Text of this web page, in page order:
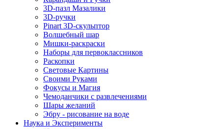
3D-пазл Мазалики
3D-ручки
Pinart 3D-скульптор
Волшебный шар
Мишки-раскраски
Наборы для первоклассников
Раскопки
Световые Картины
Своими Руками
Фокусы и Магия
Чемоданчики с развлечениями
Шары желаний
Эбру - рисование на воде
Наука и Эксперименты